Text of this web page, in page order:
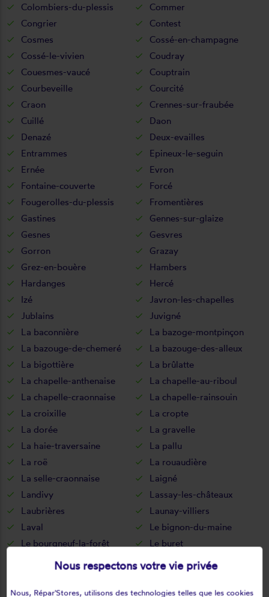
Colombiers-du-plessis
Commer
Congrier
Contest
Cosmes
Cossé-en-champagne
Cossé-le-vivien
Coudray
Couesmes-vaucé
Couptrain
Courbeveille
Courcité
Craon
Crennes-sur-fraubée
Cuillé
Daon
Denazé
Deux-evailles
Entrammes
Epineux-le-seguin
Ernée
Evron
Fontaine-couverte
Forcé
Fougerolles-du-plessis
Fromentières
Gastines
Gennes-sur-glaize
Gesnes
Gesvres
Gorron
Grazay
Grez-en-bouère
Hambers
Hardanges
Hercé
Izé
Javron-les-chapelles
Jublains
Juvigné
La baconnière
La bazoge-montpinçon
La bazouge-de-chemeré
La bazouge-des-alleux
La bigottière
La brûlatte
La chapelle-anthenaise
La chapelle-au-riboul
La chapelle-craonnaise
La chapelle-rainsouin
La croixille
La cropte
La dorée
La gravelle
La haie-traversaine
La pallu
La roë
La rouaudière
La selle-craonnaise
Laigné
Landivy
Lassay-les-châteaux
Laubrières
Launay-villiers
Laval
Le bignon-du-maine
Le bourgneuf-la-forêt
Le buret
Le genest-saint-isle
Le horps
Le housseau-brétignolles
Le ribay
Lesbois
Nous respectons votre vie privée
Nous, Répar'Stores, utilisons des technologies telles que les cookies